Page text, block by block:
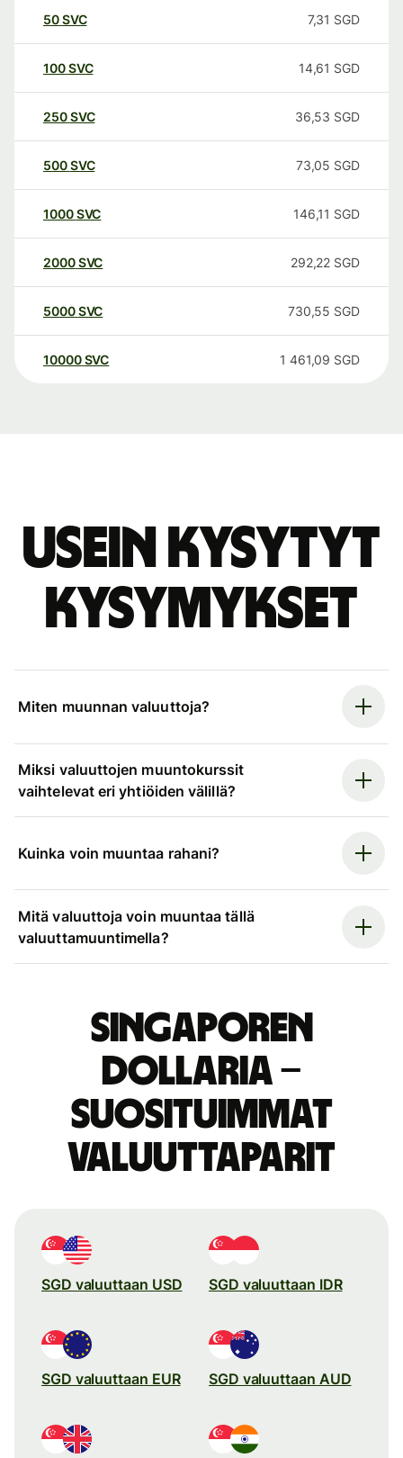
50SVC 7,31 SGD
100SVC 14,61 SGD
250SVC 36,53 SGD
500SVC 73,05 SGD
1000SVC 146,11 SGD
2000SVC 292,22 SGD
5000SVC 730,55 SGD
10000 SVC 1 461,09 SGD
Usein kysytyt
kysymykset
Miten muunnan valuuttoja?
Miksi valuuttojen muuntokurssit
vaihtelevat eri yhtiöiden välillä?
Kuinka voin muuntaa rahani?
Mitä valuuttoja voin muuntaa tällä
valuuttamuuntimella?
Singaporen
dollaria –
suosituimmat
valuuttaparit
SGD valuuttaan USD SGD valuuttaan IDR
SGD valuuttaan EUR SGD valuuttaan AUD